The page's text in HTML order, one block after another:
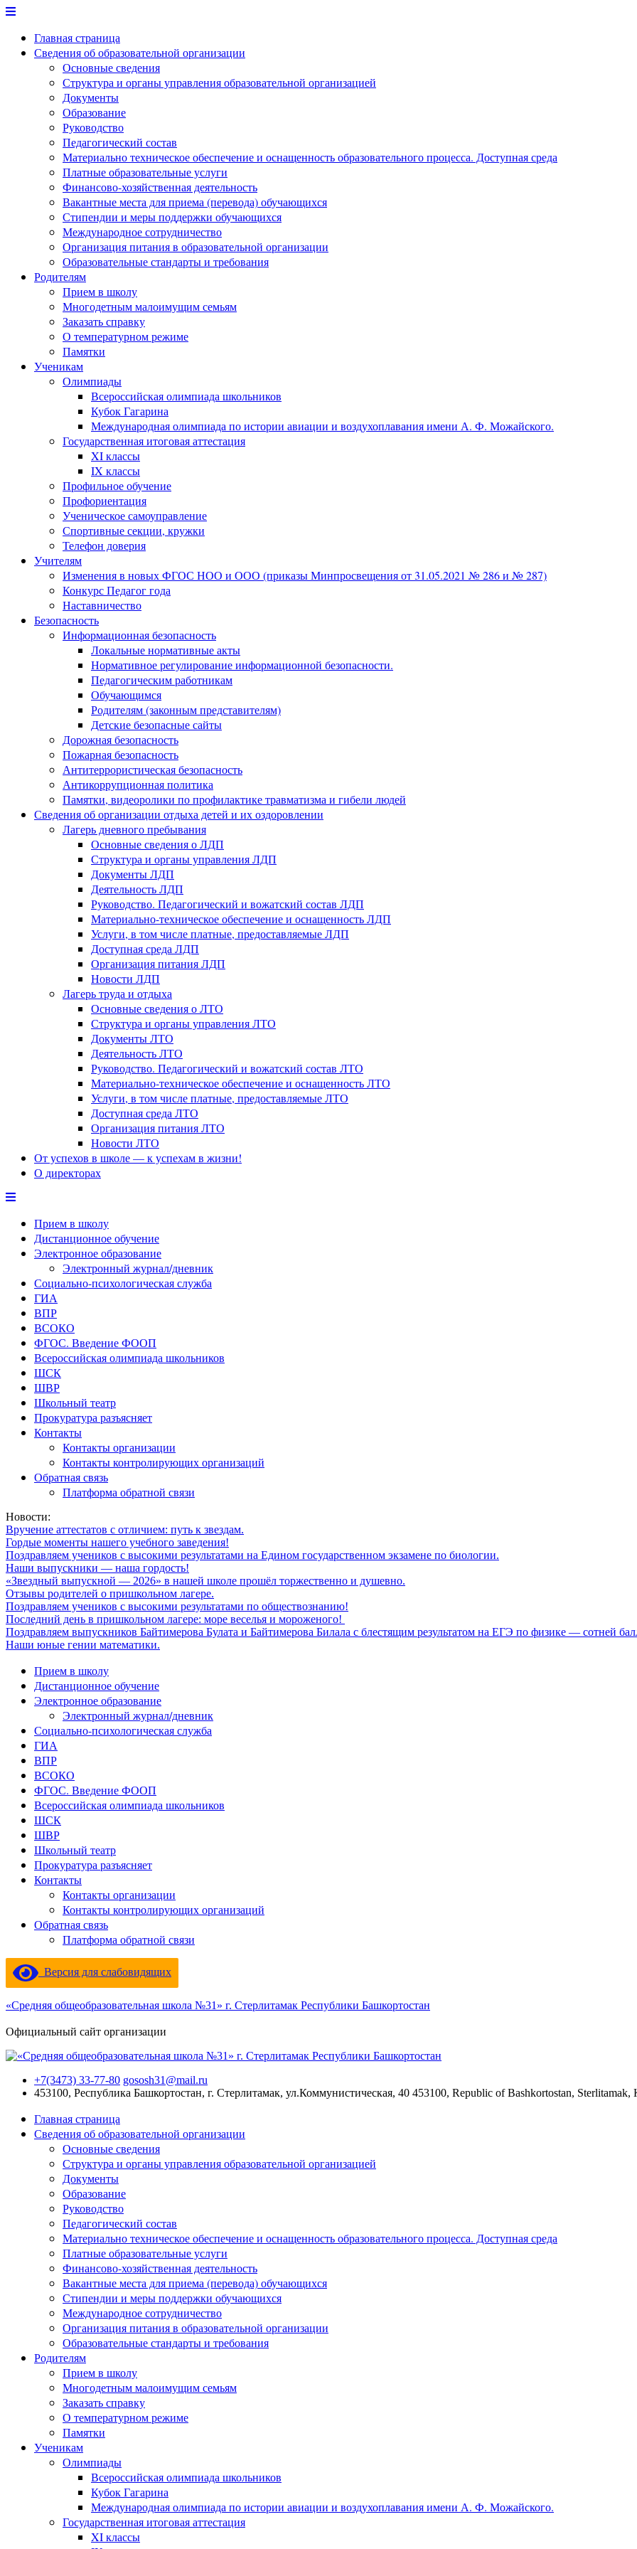
Перейти
содержимому
Главная страница
Сведения об образовательной организации
Основные сведения
Структура и органы управления образовательной организацией
Документы
Образование
Руководство
Педагогический состав
Материально техническое обеспечение и оснащенность образовательного процесса. Доступная среда
Платные образовательные услуги
Финансово-хозяйственная деятельность
Вакантные места для приема (перевода) обучающихся
Стипендии и меры поддержки обучающихся
Международное сотрудничество
Организация питания в образовательной организации
Образовательные стандарты и требования
Родителям
Прием в школу
Многодетным малоимущим семьям
Заказать справку
О температурном режиме
Памятки
Ученикам
Олимпиады
Всероссийская олимпиада школьников
Кубок Гагарина
Международная олимпиада по истории авиации и воздухоплавания имени А. Ф. Можайского.
Государственная итоговая аттестация
XI классы
IX классы
Профильное обучение
Профориентация
Ученическое самоуправление
Спортивные секции, кружки
Телефон доверия
Учителям
Изменения в новых ФГОС НОО и ООО (приказы Минпросвещения от 31.05.2021 № 286 и № 287)
Конкурс Педагог года
Наставничество
Безопасность
Информационная безопасность
Локальные нормативные акты
Нормативное регулирование информационной безопасности.
Педагогическим работникам
Обучающимся
Родителям (законным представителям)
Детские безопасные сайты
Дорожная безопасность
Пожарная безопасность
Антитеррористическая безопасность
Антикоррупционная политика
Памятки, видеоролики по профилактике травматизма и гибели людей
Сведения об организации отдыха детей и их оздоровлении
Лагерь дневного пребывания
Основные сведения о ЛДП
Структура и органы управления ЛДП
Документы ЛДП
Деятельность ЛДП
Руководство. Педагогический и вожатский состав ЛДП
Материально-техническое обеспечение и оснащенность ЛДП
Услуги, в том числе платные, предоставляемые ЛДП
Доступная среда ЛДП
Организация питания ЛДП
Новости ЛДП
Лагерь труда и отдыха
Основные сведения о ЛТО
Структура и органы управления ЛТО
Документы ЛТО
Деятельность ЛТО
Руководство. Педагогический и вожатский состав ЛТО
Материально-техническое обеспечение и оснащенность ЛТО
Услуги, в том числе платные, предоставляемые ЛТО
Доступная среда ЛТО
Организация питания ЛТО
Новости ЛТО
От успехов в школе — к успехам в жизни!
О директорах
Прием в школу
Дистанционное обучение
Электронное образование
Электронный журнал/дневник
Социально-психологическая служба
ГИА
ВПР
ВСОКО
ФГОС. Введение ФООП
Всероссийская олимпиада школьников
ШСК
ШВР
Школьный театр
Прокуратура разъясняет
Контакты
Контакты организации
Контакты контролирующих организаций
Обратная связь
Платформа обратной связи
Новости:
Вручение аттестатов с отличием: путь к звездам.
Гордые моменты нашего учебного заведения!
Поздравляем учеников с высокими результатами на Едином государственном экзамене по биологии.
Наши выпускники — наша гордость!
«Звездный выпускной — 2026» в нашей школе прошёл торжественно и душевно.
Отзывы родителей о пришкольном лагере.
Поздравляем учеников с высокими результатами по обществознанию!
Последний день в пришкольном лагере: море веселья и мороженого!
Поздравляем выпускников Байтимерова Булата и Байтимерова Билала с блестящим результатом на ЕГЭ по физике — сотней
Наши юные гении математики.
Прием в школу
Дистанционное обучение
Электронное образование
Электронный журнал/дневник
Социально-психологическая служба
ГИА
ВПР
ВСОКО
ФГОС. Введение ФООП
Всероссийская олимпиада школьников
ШСК
ШВР
Школьный театр
Прокуратура разъясняет
Контакты
Контакты организации
Контакты контролирующих организаций
Обратная связь
Платформа обратной связи
Версия для слабовидящих
«Средняя общеобразовательная школа №31» г. Стерлитамак Республики Башкортостан
Официальный сайт организации
+7(3473) 33-77-80 gososh31@mail.ru
453100, Республика Башкортостан, г. Стерлитамак, ул.Коммунистическая, 40 453100, Republic of Bashkortostan, Sterlitamak,
Главная страница
Сведения об образовательной организации
Основные сведения
Структура и органы управления образовательной организацией
Документы
Образование
Руководство
Педагогический состав
Материально техническое обеспечение и оснащенность образовательного процесса. Доступная среда
Платные образовательные услуги
Финансово-хозяйственная деятельность
Вакантные места для приема (перевода) обучающихся
Стипендии и меры поддержки обучающихся
Международное сотрудничество
Организация питания в образовательной организации
Образовательные стандарты и требования
Родителям
Прием в школу
Многодетным малоимущим семьям
Заказать справку
О температурном режиме
Памятки
Ученикам
Олимпиады
Всероссийская олимпиада школьников
Кубок Гагарина
Международная олимпиада по истории авиации и воздухоплавания имени А. Ф. Можайского.
Государственная итоговая аттестация
XI классы